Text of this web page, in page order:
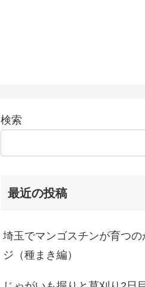
検索
最近の投稿
埼玉でマンゴスチンが育つの
ジ（種まき編）